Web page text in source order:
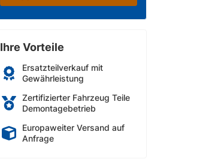
Ihre Vorteile
Ersatzteilverkauf mit
Gewährleistung
Zertifizierter Fahrzeug Teile
Demontagebetrieb
Europaweiter Versand auf
Anfrage